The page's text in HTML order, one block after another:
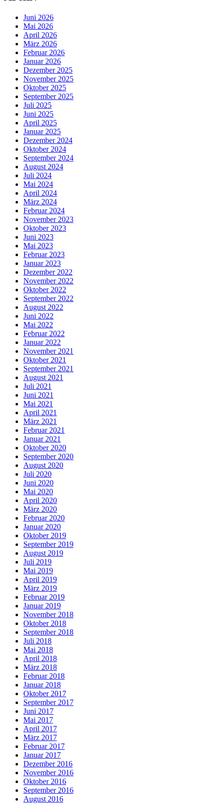
Juni 2026
Mai 2026
April 2026
März 2026
Februar 2026
Januar 2026
Dezember 2025
November 2025
Oktober 2025
September 2025
Juli 2025
Juni 2025
April 2025
Januar 2025
Dezember 2024
Oktober 2024
September 2024
August 2024
Juli 2024
Mai 2024
April 2024
März 2024
Februar 2024
November 2023
Oktober 2023
Juni 2023
Mai 2023
Februar 2023
Januar 2023
Dezember 2022
November 2022
Oktober 2022
September 2022
August 2022
Juni 2022
Mai 2022
Februar 2022
Januar 2022
November 2021
Oktober 2021
September 2021
August 2021
Juli 2021
Juni 2021
Mai 2021
April 2021
März 2021
Februar 2021
Januar 2021
Oktober 2020
September 2020
August 2020
Juli 2020
Juni 2020
Mai 2020
April 2020
März 2020
Februar 2020
Januar 2020
Oktober 2019
September 2019
August 2019
Juli 2019
Mai 2019
April 2019
März 2019
Februar 2019
Januar 2019
November 2018
Oktober 2018
September 2018
Juli 2018
Mai 2018
April 2018
März 2018
Februar 2018
Januar 2018
Oktober 2017
September 2017
Juni 2017
Mai 2017
April 2017
März 2017
Februar 2017
Januar 2017
Dezember 2016
November 2016
Oktober 2016
September 2016
August 2016